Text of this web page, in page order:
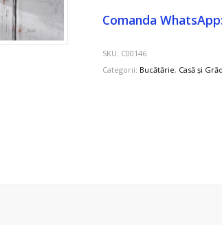
Comanda
SKU: C00146
Categorii: Bucătărie, Casă și